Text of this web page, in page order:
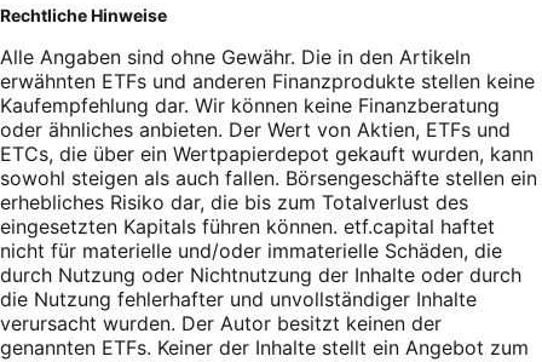
Rechtliche Hinweise
Alle Angaben sind ohne Gewähr. Die in den Artikeln
erwähnten ETFs und anderen Finanzprodukte stellen keine
Kaufempfehlung dar. Wir können keine Finanzberatung
oder ähnliches anbieten. Der Wert von Aktien, ETFs und
ETCs, die über ein Wertpapierdepot gekauft wurden, kann
sowohl steigen als auch fallen. Börsengeschäfte stellen ein
erhebliches Risiko dar, die bis zum Totalverlust des
eingesetzten Kapitals führen können. etf.capital haftet
nicht für materielle und/oder immaterielle Schäden, die
durch Nutzung oder Nichtnutzung der Inhalte oder durch
die Nutzung fehlerhafter und unvollständiger Inhalte
verursacht wurden. Der Autor besitzt keinen der
genannten ETFs. Keiner der Inhalte stellt ein Angebot zum